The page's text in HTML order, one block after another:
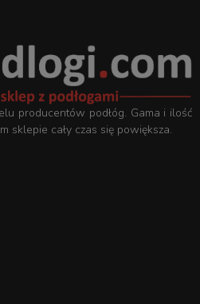
producentów podłóg. Gama i ilość
sklepie cały czas się powiększa.